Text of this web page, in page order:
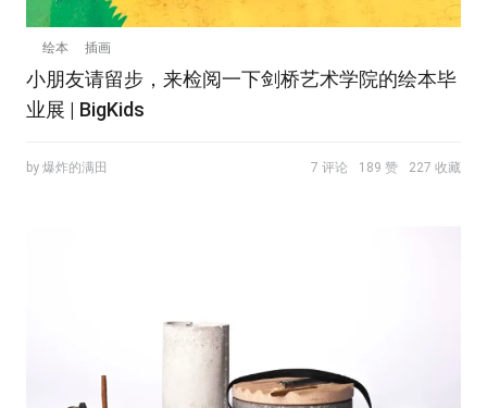
绘本 插画
小朋友请留步，来检阅一下剑桥艺术学院的绘本毕
业展 | BigKids
by 爆炸的满田 7 评论 189 赞 227 收藏